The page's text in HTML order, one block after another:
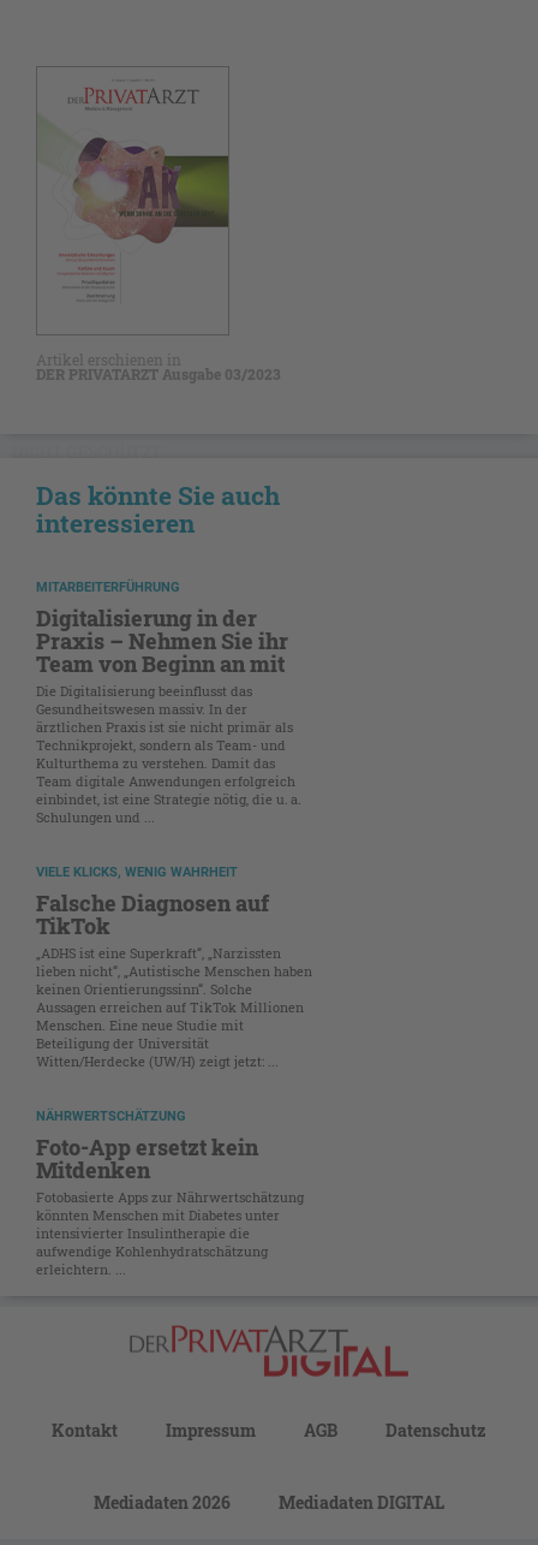
Artikel erschienen in
DER PRIVATARZT Ausgabe 03/2023
Das könnte Sie auch
interessieren
MITARBEITERFÜHRUNG
Digitalisierung in der
Praxis – Nehmen Sie ihr
Team von Beginn an mit
Die Digitalisierung beeinflusst das
Gesundheitswesen massiv. In der
ärztlichen Praxis ist sie nicht primär als
Technikprojekt, sondern als Team- und
Kulturthema zu verstehen. Damit das
Team digitale Anwendungen erfolgreich
einbindet, ist eine Strategie nötig, die u. a.
Schulungen und ...
VIELE KLICKS, WENIG WAHRHEIT
Falsche Diagnosen auf
TikTok
„ADHS ist eine Superkraft“, „Narzissten
lieben nicht“, „Autistische Menschen haben
keinen Orientierungssinn“. Solche
Aussagen erreichen auf TikTok Millionen
Menschen. Eine neue Studie mit
Beteiligung der Universität
Witten/Herdecke (UW/H) zeigt jetzt: ...
NÄHRWERTSCHÄTZUNG
Foto-App ersetzt kein
Mitdenken
Fotobasierte Apps zur Nährwertschätzung
könnten Menschen mit Diabetes unter
intensivierter Insulintherapie die
aufwendige Kohlenhydratschätzung
erleichtern. ...
Kontakt Impressum AGB Datenschutz
Mediadaten 2026 Mediadaten DIGITAL